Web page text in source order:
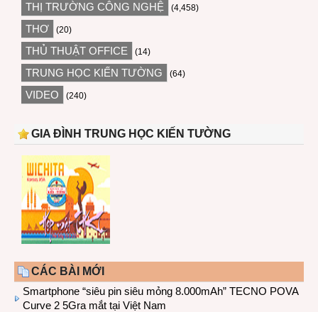
THỊ TRƯỜNG CÔNG NGHỆ (4,458)
THƠ (20)
THỦ THUẬT OFFICE (14)
TRUNG HỌC KIẾN TƯỜNG (64)
VIDEO (240)
GIA ĐÌNH TRUNG HỌC KIẾN TƯỜNG
CÁC BÀI MỚI
Smartphone “siêu pin siêu mỏng 8.000mAh” TECNO POVA
Curve 2 5Gra mắt tại Việt Nam